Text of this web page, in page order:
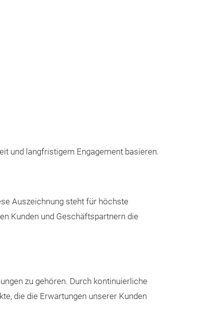
und langfristigem Engagement basieren.
Auszeichnung steht für höchste
Kunden und Geschäftspartnern die
zu gehören. Durch kontinuierliche
die die Erwartungen unserer Kunden